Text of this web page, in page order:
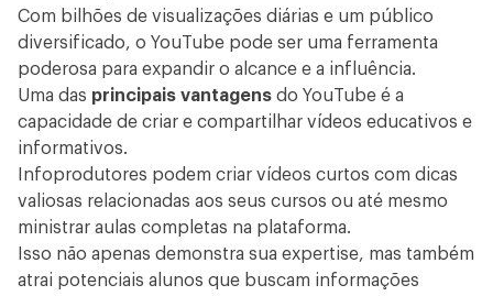
Com bilhões de visualizações diárias e um público
diversificado, o YouTube pode ser uma ferramenta
poderosa para expandir o alcance e a influência.
Uma das principais vantagens do YouTube é a
capacidade de criar e compartilhar vídeos educativos e
informativos.
Infoprodutores podem criar vídeos curtos com dicas
valiosas relacionadas aos seus cursos ou até mesmo
ministrar aulas completas na plataforma.
Isso não apenas demonstra sua expertise, mas também
atrai potenciais alunos que buscam informações